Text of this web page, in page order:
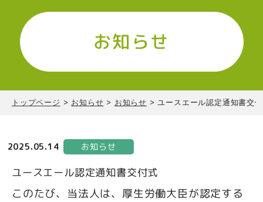
お知らせ
トップページ > お知らせ > お知らせ >ユースエール認定通知書交
2025.05.14 お知らせ
ユースエール認定通知書交付式
このたび、当法人は、厚生労働大臣が認定する